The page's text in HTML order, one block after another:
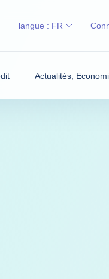
Actualités,
langue : FR